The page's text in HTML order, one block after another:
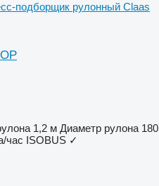
подборщик рулонный Claas
1,2 м Диаметр рулона 180
час ISOBUS ✓